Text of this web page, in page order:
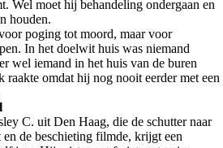
Wel moet hij behandeling ondergaan en
houden.
poging tot moord, maar voor
In het doelwit huis was niemand
wel iemand in het huis van de buren
omdat hij nog nooit eerder met een
C. uit Den Haag, die de schutter naar
de beschieting filmde, krijgt een